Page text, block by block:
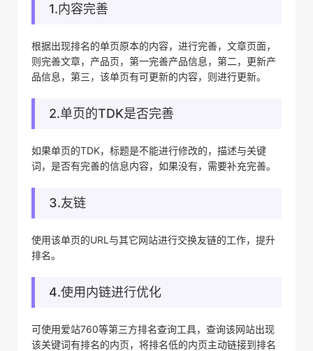
1.内容完善
根据出现排名的单页原本的内容，进行完善，文章页面，
则完善文章，产品页，第一完善产品信息，第二，更新产
品信息，第三，该单页有可更新的内容，则进行更新。
2.单页的TDK是否完善
如果单页的TDK，标题是不能进行修改的，描述与关键
词，是否有完善的信息内容，如果没有，需要补充完善。
3.友链
使用该单页的URL与其它网站进行交换友链的工作，提升
排名。
4.使用内链进行优化
可使用爱站760等第三方排名查询工具，查询该网站出现
该关键词有排名的内页，将排名低的内页主动链接到排名